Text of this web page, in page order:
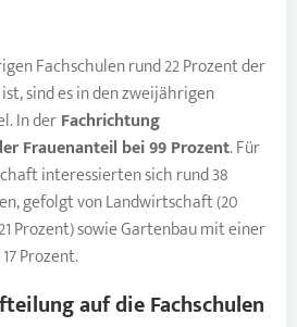
Fachschulen rund 22 Prozent der
sind es in den zweijährigen
In derFachrichtung
Frauenanteil bei 99 Prozent. Für
interessierten sich rund 38
gefolgt von Landwirtschaft (20
Prozent) sowie Gartenbau mit einer
Prozent.
auf die Fachschulen